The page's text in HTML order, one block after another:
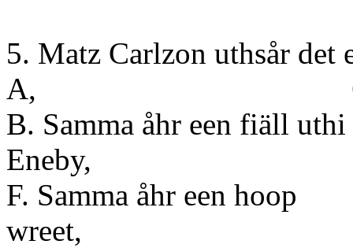
5. Matz Carlzon uthsår det
A, 6.
B. Samma åhr een fiäll uthi
F. Samma åhr een hoop